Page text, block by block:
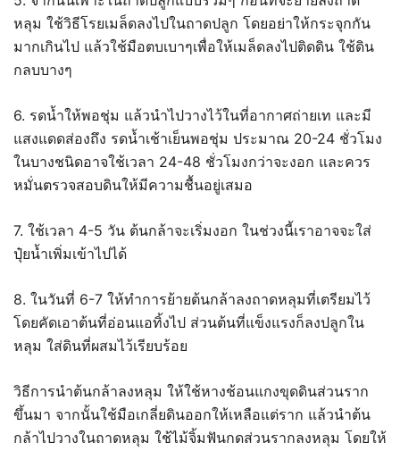
หลุม ใช้วิธีโรยเมล็ดลงไปในถาดปลูก โดยอย่าให้กระจุกกัน
มากเกินไป แล้วใช้มือตบเบาๆเพื่อให้เมล็ดลงไปติดดิน ใช้ดิน
กลบบางๆ
6. รดน้ำให้พอชุ่ม แล้วนำไปวางไว้ในที่อากาศถ่ายเท และมี
แสงแดดส่องถึง รดน้ำเช้าเย็นพอชุ่ม ประมาณ 20-24 ชั่วโมง
ในบางชนิดอาจใช้เวลา 24-48 ชั่วโมงกว่าจะงอก และควร
หมั่นตรวจสอบดินให้มีความชื้นอยู่เสมอ
7. ใช้เวลา 4-5 วัน ต้นกล้าจะเริ่มงอก ในช่วงนี้เราอาจจะใส่
ปุ๋ยน้ำเพิ่มเข้าไปได้
8. ในวันที่ 6-7 ให้ทำการย้ายต้นกล้าลงถาดหลุมที่เตรียมไว้
โดยคัดเอาต้นที่อ่อนแอทิ้งไป ส่วนต้นที่แข็งแรงก็ลงปลูกใน
หลุม ใส่ดินที่ผสมไว้เรียบร้อย
วิธีการนำต้นกล้าลงหลุม ให้ใช้หางช้อนแกงขุดดินส่วนราก
ขึ้นมา จากนั้นใช้มือเกลี่ยดินออกให้เหลือแต่ราก แล้วนำต้น
กล้าไปวางในถาดหลุม ใช้ไม้จิ้มฟันกดส่วนรากลงหลุม โดยให้